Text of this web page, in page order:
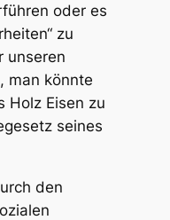
oder es
zu
unseren
man könnte
Holz Eisen zu
seines
den